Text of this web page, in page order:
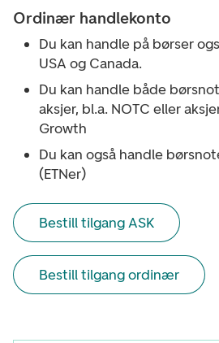
Ordinær handlekonto
Du kan handle på børser
USA og Canada.
Du kan handle både
aksjer, bl.a. NOTC eller
Growth
Du kan også handle
(ETNer)
Bestill tilgang ASK
Bestill tilgang ordinær